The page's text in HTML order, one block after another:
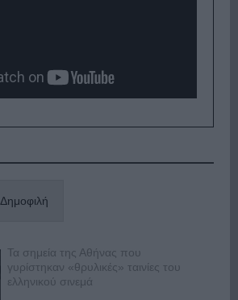
Δημοφιλή
Τα σημεία της Αθήνας που
γυρίστηκαν «θρυλικές» ταινίες του
ελληνικού σινεμά